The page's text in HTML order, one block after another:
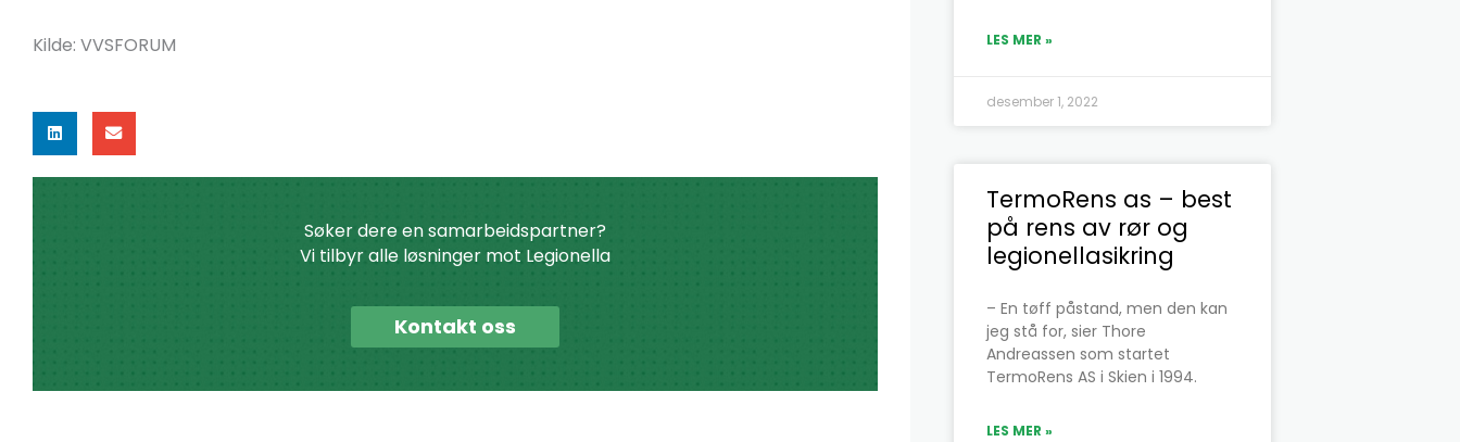
Kilde: VVSFORUM
Søker dere en samarbeidspartner?
Vi tilbyr alle løsninger mot Legionella
Kontakt oss
LES MER »
desember 1, 2022
TermoRens as – best
på rens av rør og
legionellasikring
– En tøff påstand, men den kan
jeg stå for, sier Thore
Andreassen som startet
TermoRens AS i Skien i 1994.
LES MER »